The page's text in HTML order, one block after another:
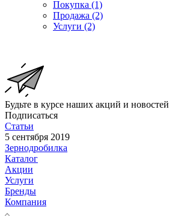
Покупка (1)
Продажа (2)
Услуги (2)
Будьте в курсе наших акций и новостей
Подписаться
Статьи
5 сентября 2019
Зернодробилка
Каталог
Акции
Услуги
Бренды
Компания